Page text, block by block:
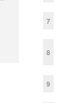
7
8
9